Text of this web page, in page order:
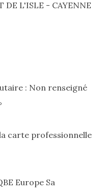
DE L'ISLE - CAYENNE
: Non renseigné
carte professionnelle
Europe Sa